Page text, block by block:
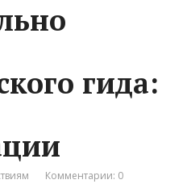
гида:
Комментарии: 0